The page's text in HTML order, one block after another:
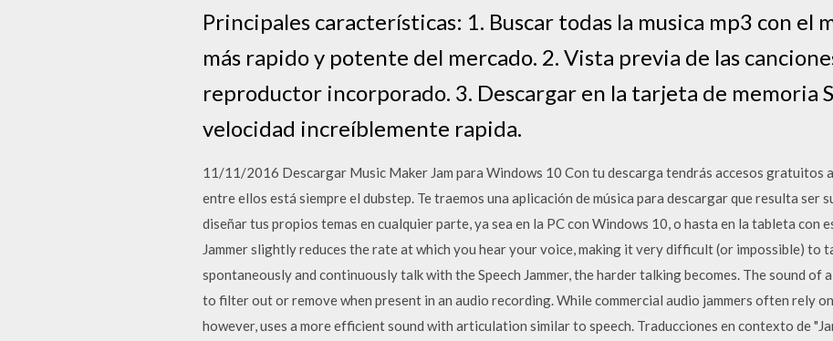
Principales características: 1. Buscar todas la musica mp3 con el
más rapido y potente del mercado. 2. Vista previa de las
reproductor incorporado. 3. Descargar en la tarjeta de memoria
velocidad increíblemente rapida.
11/11/2016 Descargar Music Maker Jam para Windows 10 Con tu descarga tendrás accesos gratuitos
entre ellos está siempre el dubstep. Te traemos una aplicación de música para descargar que resulta ser
diseñar tus propios temas en cualquier parte, ya sea en la PC con Windows 10, o hasta en la tableta con
Jammer slightly reduces the rate at which you hear your voice, making it very difficult (or impossible) to
spontaneously and continuously talk with the Speech Jammer, the harder talking becomes. The sound of
to filter out or remove when present in an audio recording. While commercial audio jammers often rely
however, uses a more efficient sound with articulation similar to speech. Traducciones en contexto de